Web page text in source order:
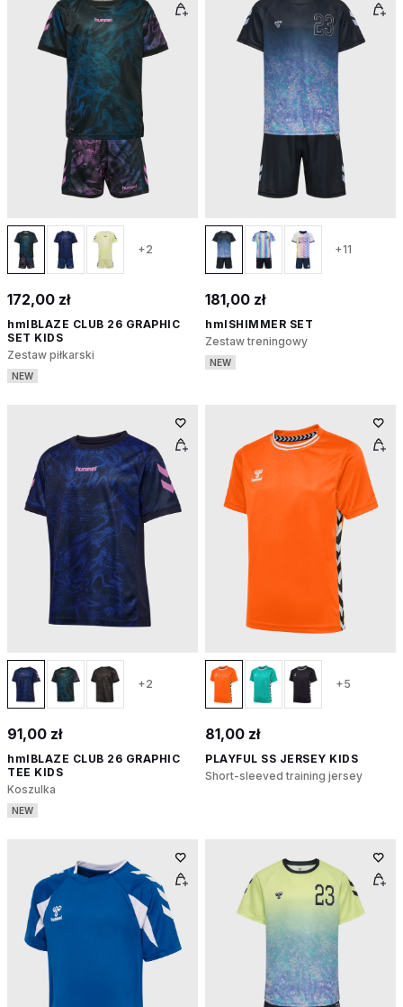
+2
172,00 zł
hmlBLAZE CLUB 26 GRAPHIC
SET KIDS
Zestaw piłkarski
NEW
+11
181,00 zł
hmlSHIMMER SET
Zestaw treningowy
NEW
+2
91,00 zł
hmlBLAZE CLUB 26 GRAPHIC
TEE KIDS
Koszulka
NEW
+5
81,00 zł
PLAYFUL SS JERSEY KIDS
Short-sleeved training jersey